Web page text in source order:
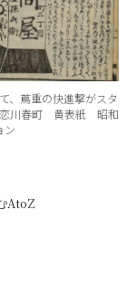
、蔦重の快進撃がスタ
恋川春町 黄表紙 昭和
ン
AtoZ